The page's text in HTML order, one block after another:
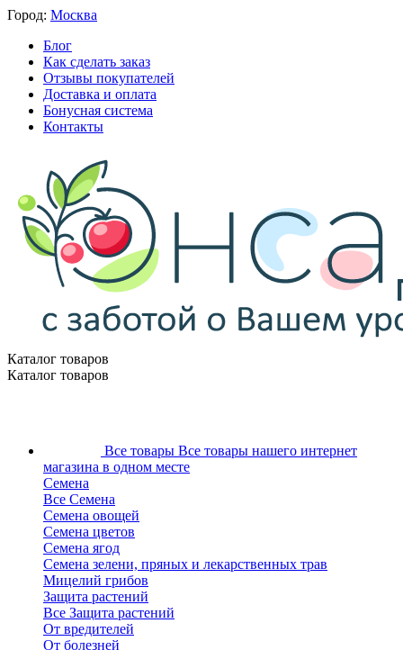
Город: Москва
Блог
Как сделать заказ
Отзывы покупателей
Доставка и оплата
Бонусная система
Контакты
Каталог товаров
Каталог товаров
Все товары Все товары нашего интернет
магазина в одном месте
Семена
Все Семена
Семена овощей
Семена цветов
Семена ягод
Семена зелени, пряных и лекарственных трав
Мицелий грибов
Защита растений
Все Защита растений
От вредителей
От болезней